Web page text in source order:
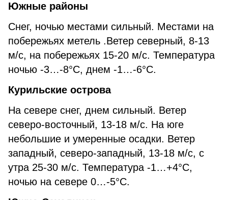
Южные районы
Снег, ночью местами сильный. Местами на
побережьях метель .Ветер северный, 8-13
м/с, на побережьях 15-20 м/с. Температура
ночью -3…-8°С, днем -1…-6°С.
Курильские острова
На севере снег, днем сильный. Ветер
северо-восточный, 13-18 м/с. На юге
небольшие и умеренные осадки. Ветер
западный, северо-западный, 13-18 м/с, с
утра 25-30 м/с. Температура -1…+4°С,
ночью на севере 0…-5°С.